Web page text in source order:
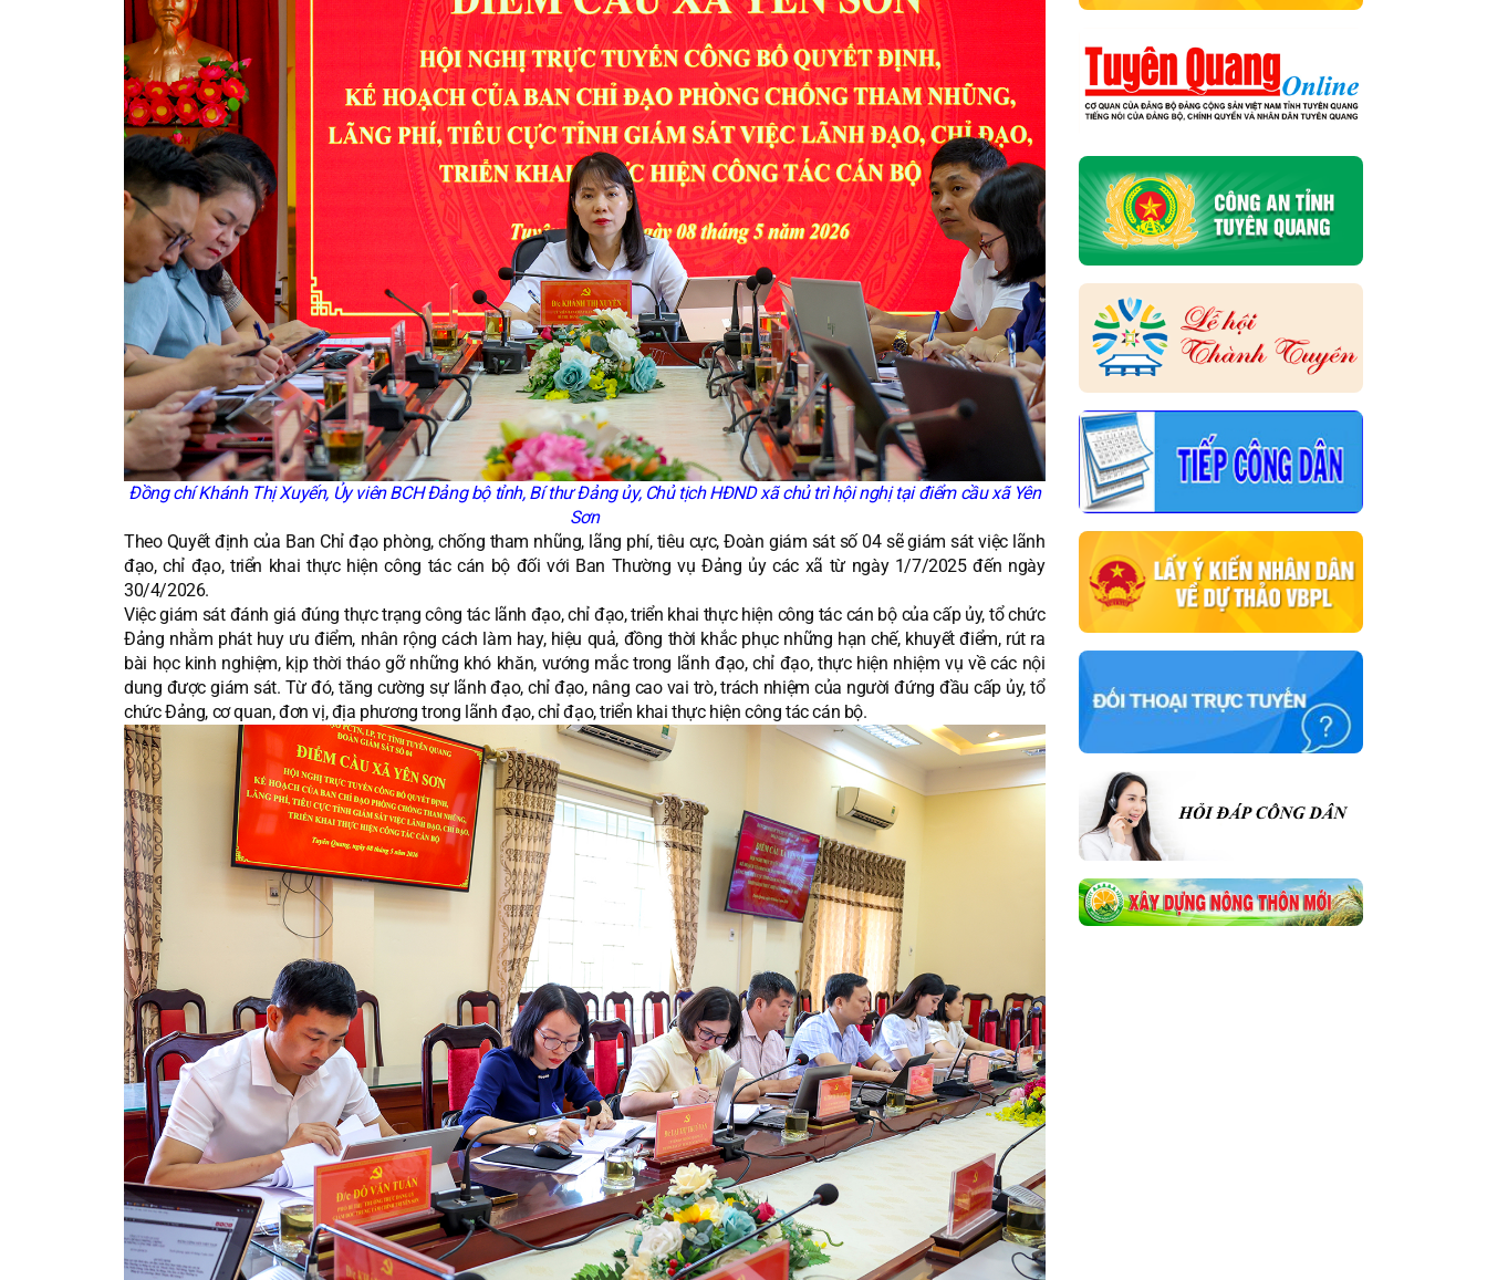
Đồng chí Khánh Thị Xuyến, Ủy viên BCH Đảng bộ tỉnh, Bí thư Đảng ủy, Chủ tịch HĐND xã chủ trì hội nghị tại điểm cầu xã Yên
Sơn
Theo Quyết định của Ban Chỉ đạo phòng, chống tham nhũng, lãng phí, tiêu cực, Đoàn giám sát số 04 sẽ giám sát việc lãnh
đạo, chỉ đạo, triển khai thực hiện công tác cán bộ đối với Ban Thường vụ Đảng ủy các xã từ ngày 1/7/2025 đến ngày
30/4/2026.
Việc giám sát đánh giá đúng thực trạng công tác lãnh đạo, chỉ đạo, triển khai thực hiện công tác cán bộ của cấp ủy, tổ chức
Đảng nhằm phát huy ưu điểm, nhân rộng cách làm hay, hiệu quả, đồng thời khắc phục những hạn chế, khuyết điểm, rút ra
bài học kinh nghiệm, kịp thời tháo gỡ những khó khăn, vướng mắc trong lãnh đạo, chỉ đạo, thực hiện nhiệm vụ về các nội
dung được giám sát. Từ đó, tăng cường sự lãnh đạo, chỉ đạo, nâng cao vai trò, trách nhiệm của người đứng đầu cấp ủy, tổ
chức Đảng, cơ quan, đơn vị, địa phương trong lãnh đạo, chỉ đạo, triển khai thực hiện công tác cán bộ.